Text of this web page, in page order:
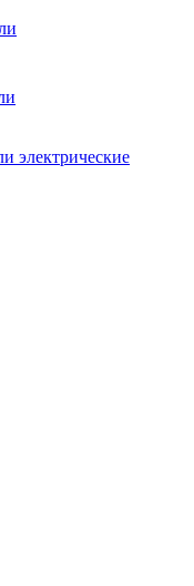
электрические